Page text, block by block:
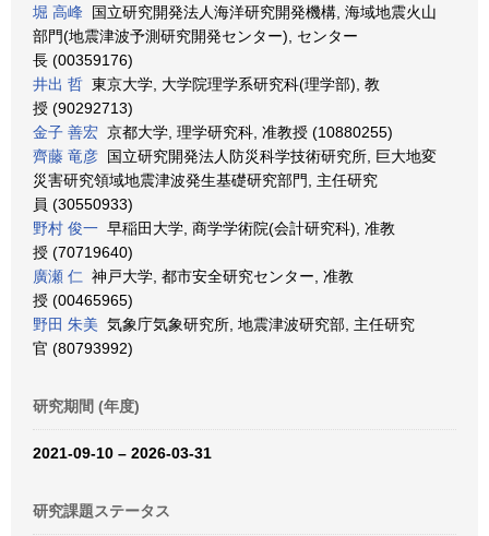
堀 高峰 国立研究開発法人海洋研究開発機構, 海域地震火山
部門(地震津波予測研究開発センター), センター
長 (00359176)
井出 哲 東京大学, 大学院理学系研究科(理学部), 教
授 (90292713)
金子 善宏 京都大学, 理学研究科, 准教授 (10880255)
齊藤 竜彦 国立研究開発法人防災科学技術研究所, 巨大地変
災害研究領域地震津波発生基礎研究部門, 主任研究
員 (30550933)
野村 俊一 早稲田大学, 商学学術院(会計研究科), 准教
授 (70719640)
廣瀬 仁 神戸大学, 都市安全研究センター, 准教
授 (00465965)
野田 朱美 気象庁気象研究所, 地震津波研究部, 主任研究
官 (80793992)
研究期間 (年度)
2021-09-10 – 2026-03-31
研究課題ステータス